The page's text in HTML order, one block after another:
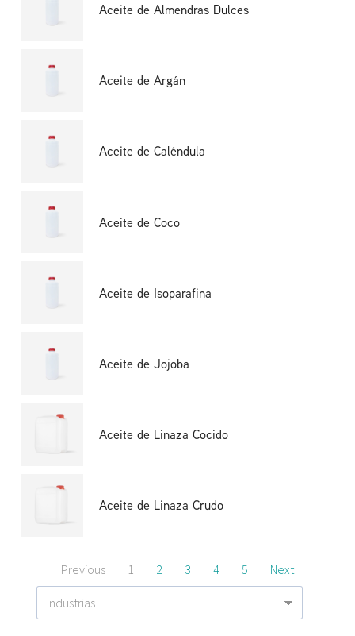
Aceite de Almendras Dulces
Aceite de Argán
Aceite de Caléndula
Aceite de Coco
Aceite de Isoparafina
Aceite de Jojoba
Aceite de Linaza Cocido
Aceite de Linaza Crudo
Previous 1 2 3 4 5 Next